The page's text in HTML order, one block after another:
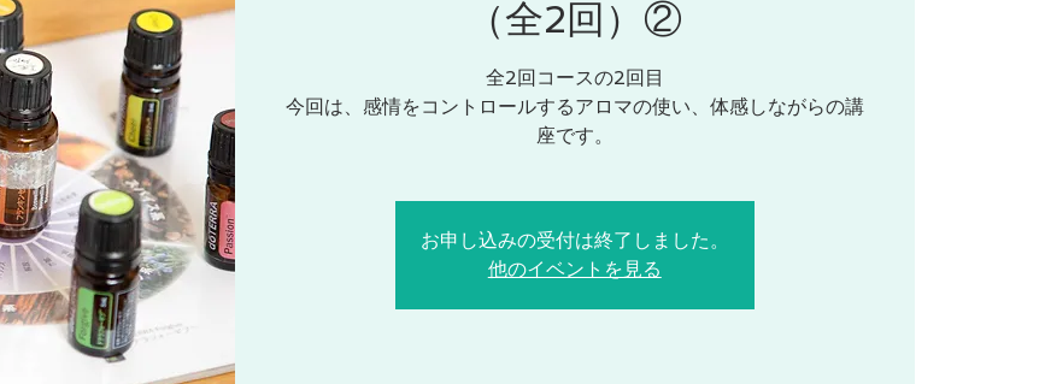
（全2回）②
全2回コースの2回目
今回は、感情をコントロールするアロマの使い、体感しながらの講
座です。
お申し込みの受付は終了しました。
他のイベントを見る